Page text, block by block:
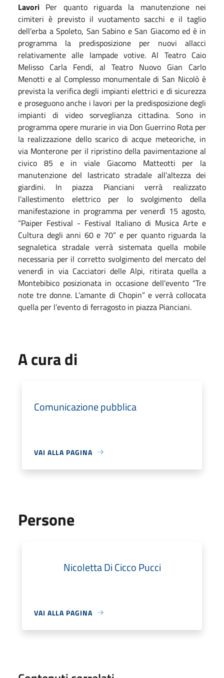
Lavori Per quanto riguarda la manutenzione nei
cimiteri è previsto il vuotamento sacchi e il taglio
dell’erba a Spoleto, San Sabino e San Giacomo ed è in
programma la predisposizione per nuovi allacci
relativamente alle lampade votive. Al Teatro Caio
Melisso Carla Fendi, al Teatro Nuovo Gian Carlo
Menotti e al Complesso monumentale di San Nicolò è
prevista la verifica degli impianti elettrici e di sicurezza
e proseguono anche i lavori per la predisposizione degli
impianti di video sorveglianza cittadina. Sono in
programma opere murarie in via Don Guerrino Rota per
la realizzazione dello scarico di acque meteoriche, in
via Monterone per il ripristino della pavimentazione al
civico 85 e in viale Giacomo Matteotti per la
manutenzione del lastricato stradale all’altezza dei
giardini. In piazza Pianciani verrà realizzato
l’allestimento elettrico per lo svolgimento della
manifestazione in programma per venerdì 15 agosto,
“Paiper Festival - Festival Italiano di Musica Arte e
Cultura degli anni 60 e 70” e per quanto riguarda la
segnaletica stradale verrà sistemata quella mobile
necessaria per il corretto svolgimento del mercato del
venerdì in via Cacciatori delle Alpi, ritirata quella a
Montebibico posizionata in occasione dell’evento “Tre
note tre donne. L’amante di Chopin” e verrà collocata
quella per l’evento di ferragosto in piazza Pianciani.
A cura di
Comunicazione pubblica
VAI ALLA PAGINA
Persone
Nicoletta Di Cicco Pucci
VAI ALLA PAGINA